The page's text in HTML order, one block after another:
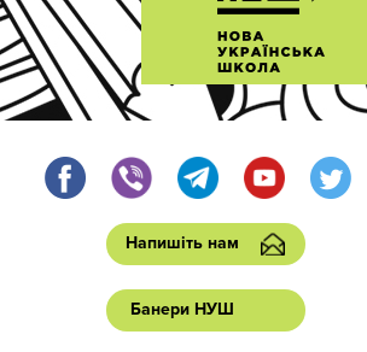
Напишіть нам
Банери НУШ